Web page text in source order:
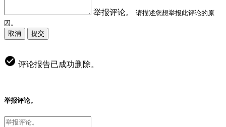
举报评论。
请描述您想举报此评论的原
因。
取消
提交
评论报告已成功删除。
举报评论。